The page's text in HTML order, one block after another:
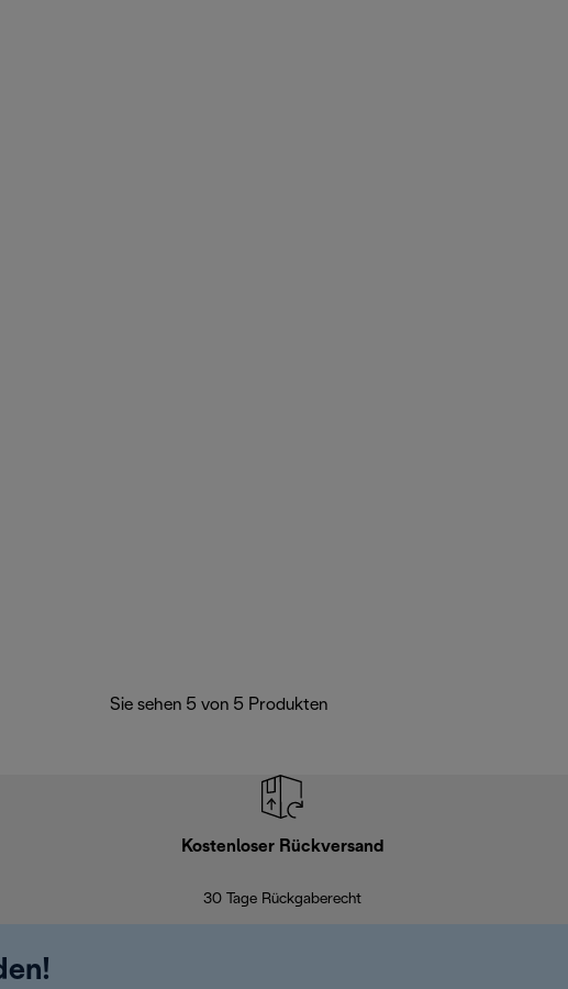
Sie sehen 5 von 5 Produkten
Kostenloser Rückversand
30 Tage Rückgaberecht